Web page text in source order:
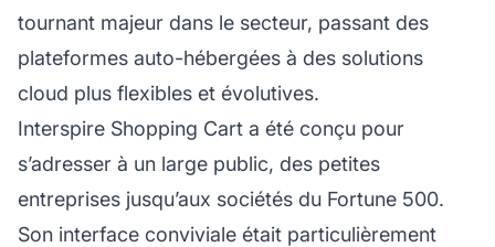
tournant majeur dans le secteur, passant des
plateformes auto-hébergées à des solutions
cloud plus flexibles et évolutives.
Interspire Shopping Cart a été conçu pour
s’adresser à un large public, des petites
entreprises jusqu’aux sociétés du Fortune 500.
Son interface conviviale était particulièrement